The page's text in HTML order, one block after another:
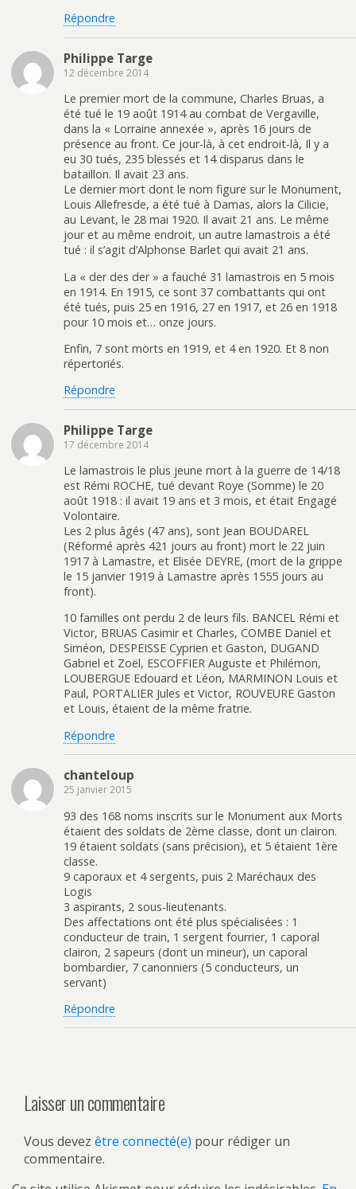
Répondre
Philippe Targe
12 décembre 2014
Le premier mort de la commune, Charles Bruas, a
été tué le 19 août 1914 au combat de Vergaville,
dans la « Lorraine annexée », après 16 jours de
présence au front. Ce jour-là, à cet endroit-là, Il y a
eu 30 tués, 235 blessés et 14 disparus dans le
bataillon. Il avait 23 ans.
Le dernier mort dont le nom figure sur le Monument,
Louis Allefresde, a été tué à Damas, alors la Cilicie,
au Levant, le 28 mai 1920. Il avait 21 ans. Le même
jour et au même endroit, un autre lamastrois a été
tué : il s’agit d’Alphonse Barlet qui avait 21 ans.
La « der des der » a fauché 31 lamastrois en 5 mois
en 1914. En 1915, ce sont 37 combattants qui ont
été tués, puis 25 en 1916, 27 en 1917, et 26 en 1918
pour 10 mois et… onze jours.
Enfin, 7 sont morts en 1919, et 4 en 1920. Et 8 non
répertoriés.
Répondre
Philippe Targe
17 décembre 2014
Le lamastrois le plus jeune mort à la guerre de 14/18
est Rémi ROCHE, tué devant Roye (Somme) le 20
août 1918 : il avait 19 ans et 3 mois, et était Engagé
Volontaire.
Les 2 plus âgés (47 ans), sont Jean BOUDAREL
(Réformé après 421 jours au front) mort le 22 juin
1917 à Lamastre, et Elisée DEYRE, (mort de la grippe
le 15 janvier 1919 à Lamastre après 1555 jours au
front).
10 familles ont perdu 2 de leurs fils. BANCEL Rémi et
Victor, BRUAS Casimir et Charles, COMBE Daniel et
Siméon, DESPEISSE Cyprien et Gaston, DUGAND
Gabriel et Zoël, ESCOFFIER Auguste et Philémon,
LOUBERGUE Edouard et Léon, MARMINON Louis et
Paul, PORTALIER Jules et Victor, ROUVEURE Gaston
et Louis, étaient de la même fratrie.
Répondre
chanteloup
25 janvier 2015
93 des 168 noms inscrits sur le Monument aux Morts
étaient des soldats de 2ème classe, dont un clairon.
19 étaient soldats (sans précision), et 5 étaient 1ère
classe.
9 caporaux et 4 sergents, puis 2 Maréchaux des
Logis
3 aspirants, 2 sous-lieutenants.
Des affectations ont été plus spécialisées : 1
conducteur de train, 1 sergent fourrier, 1 caporal
clairon, 2 sapeurs (dont un mineur), un caporal
bombardier, 7 canonniers (5 conducteurs, un
servant)
Répondre
Laisser un commentaire
Vous devez être connecté(e) pour rédiger un
commentaire.